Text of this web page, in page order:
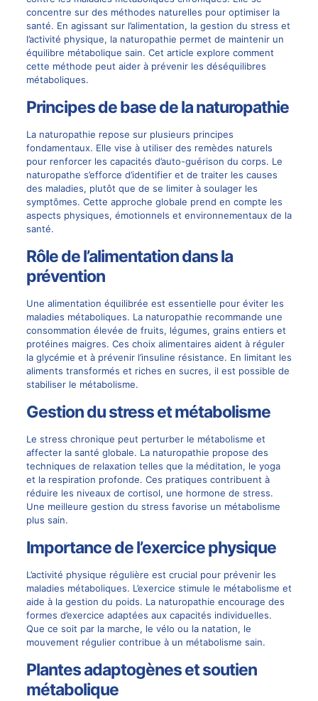
concentre sur des méthodes naturelles pour optimiser la
santé. En agissant sur l’alimentation, la gestion du stress et
l’activité physique, la naturopathie permet de maintenir un
équilibre métabolique sain. Cet article explore comment
cette méthode peut aider à prévenir les déséquilibres
métaboliques.
Principes de base de la naturopathie
La naturopathie repose sur plusieurs principes
fondamentaux. Elle vise à utiliser des remèdes naturels
pour renforcer les capacités d’auto-guérison du corps. Le
naturopathe s’efforce d’identifier et de traiter les causes
des maladies, plutôt que de se limiter à soulager les
symptômes. Cette approche globale prend en compte les
aspects physiques, émotionnels et environnementaux de la
santé.
Rôle de l’alimentation dans la
prévention
Une alimentation équilibrée est essentielle pour éviter les
maladies métaboliques. La naturopathie recommande une
consommation élevée de fruits, légumes, grains entiers et
protéines maigres. Ces choix alimentaires aident à réguler
la glycémie et à prévenir l’insuline résistance. En limitant les
aliments transformés et riches en sucres, il est possible de
stabiliser le métabolisme.
Gestion du stress et métabolisme
Le stress chronique peut perturber le métabolisme et
affecter la santé globale. La naturopathie propose des
techniques de relaxation telles que la méditation, le yoga
et la respiration profonde. Ces pratiques contribuent à
réduire les niveaux de cortisol, une hormone de stress.
Une meilleure gestion du stress favorise un métabolisme
plus sain.
Importance de l’exercice physique
L’activité physique régulière est crucial pour prévenir les
maladies métaboliques. L’exercice stimule le métabolisme et
aide à la gestion du poids. La naturopathie encourage des
formes d’exercice adaptées aux capacités individuelles.
Que ce soit par la marche, le vélo ou la natation, le
mouvement régulier contribue à un métabolisme sain.
Plantes adaptogènes et soutien
métabolique